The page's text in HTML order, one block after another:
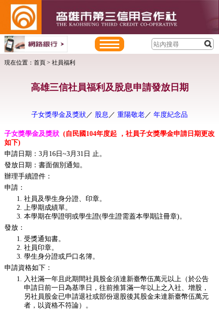
現在位置： 首頁> 社員福利
高雄三信社員福利及股息申請發放日期
子女獎學金及獎狀／ 股息 ／ 重陽敬老／ 年度紀念品
子女獎學金及獎狀 (自民國104年度起 ，社員子女獎學金申請日期更改
如下)
申請日期：3月16日~3月31日 止。
發放日期：書面個別通知。
辦理手續證件：
申請：
社員及學生身分證、印章。
上學期成績單。
本學期在學證明或學生證(學生證需蓋本學期註冊章)。
發放：
受獎通知書。
社員印章。
學生身分證或戶口名簿。
申請資格如下：
入社滿一年且此期間社員股金須達新臺幣伍萬元以上（於公告
申請日前一日為基準日，往前推算滿一年以上之入社、增股，
另社員股金已申請退社或部份退股後其股金未達新臺幣伍萬元
者，以資格不符論）。